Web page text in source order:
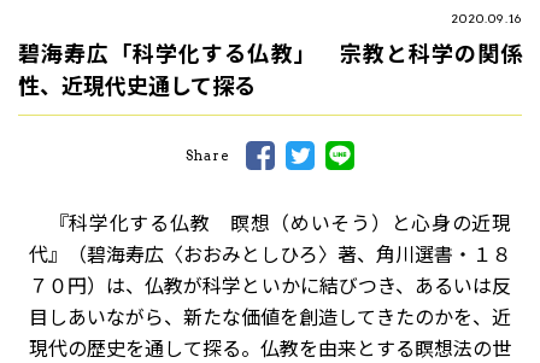
2020.09.16
碧海寿広「科学化する仏教」 宗教と科学の関係
性、近現代史通して探る
Share
『科学化する仏教 瞑想（めいそう）と心身の近現
代』（碧海寿広〈おおみとしひろ〉著、角川選書・１８
７０円）は、仏教が科学といかに結びつき、あるいは反
目しあいながら、新たな価値を創造してきたのかを、近
現代の歴史を通して探る。仏教を由来とする瞑想法の世